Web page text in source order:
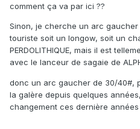
comment ça va par ici ??
Sinon, je cherche un arc
touriste soit un longow, soit un
PERDOLITHIQUE, mais il est
avec le lanceur de sagaie de
donc un arc gaucher de 30/40#,
la galère depuis quelques
changement ces dernière années